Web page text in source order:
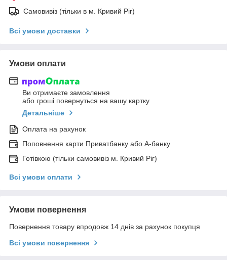
Самовивіз (тільки в м. Кривий Ріг)
Всі умови доставки
Умови оплати
Ви отримаєте замовлення
або гроші повернуться на вашу картку
Детальніше
Оплата на рахунок
Поповнення карти Приватбанку або А-банку
Готівкою (тільки самовивіз м. Кривий Ріг)
Всі умови оплати
Умови повернення
Повернення товару впродовж 14 днів за рахунок покупця
Всі умови повернення